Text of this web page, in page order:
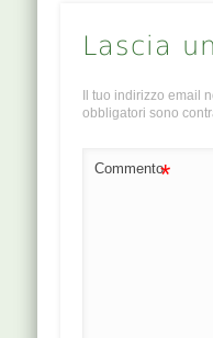
Lascia
Il tuo indirizzo email
obbligatori sono
Commento*